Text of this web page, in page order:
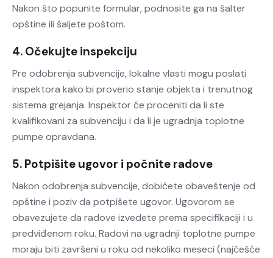
Nakon što popunite formular, podnosite ga na šalter
opštine ili šaljete poštom.
4. Očekujte inspekciju
Pre odobrenja subvencije, lokalne vlasti mogu poslati
inspektora kako bi proverio stanje objekta i trenutnog
sistema grejanja. Inspektor će proceniti da li ste
kvalifikovani za subvenciju i da li je ugradnja toplotne
pumpe opravdana.
5. Potpišite ugovor i počnite radove
Nakon odobrenja subvencije, dobićete obaveštenje od
opštine i poziv da potpišete ugovor. Ugovorom se
obavezujete da radove izvedete prema specifikaciji i u
predviđenom roku. Radovi na ugradnji toplotne pumpe
moraju biti završeni u roku od nekoliko meseci (najčešće